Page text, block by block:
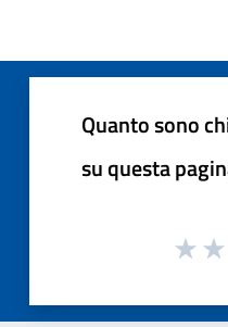
Quanto sono
su questa